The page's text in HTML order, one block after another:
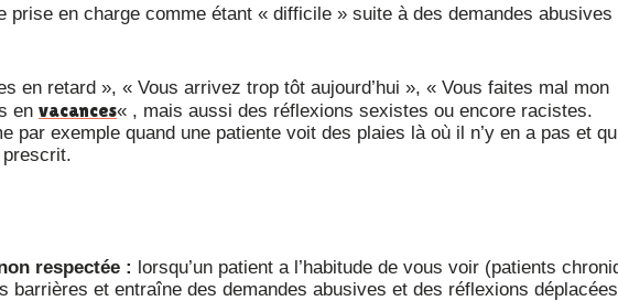
en retard », « Vous arrivez trop tôt aujourd’hui », « Vous faites mal mon
en vacances« , mais aussi des réflexions sexistes ou encore racistes.
par exemple quand une patiente voit des plaies là où il n’y en a pas et
prescrit.
respectée : lorsqu’un patient a l’habitude de vous voir (patients
barrières et entraîne des demandes abusives et des réflexions